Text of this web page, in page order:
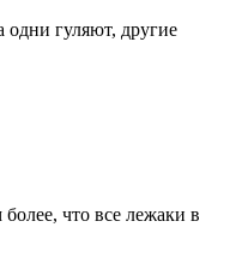
гуляют, другие
что все лежаки в